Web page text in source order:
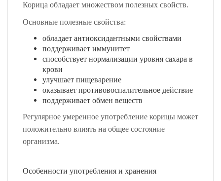
Корица обладает множеством полезных свойств.
Основные полезные свойства:
обладает антиоксидантными свойствами
поддерживает иммунитет
способствует нормализации уровня сахара в
крови
улучшает пищеварение
оказывает противовоспалительное действие
поддерживает обмен веществ
Регулярное умеренное употребление корицы может
положительно влиять на общее состояние
организма.
Особенности употребления и хранения